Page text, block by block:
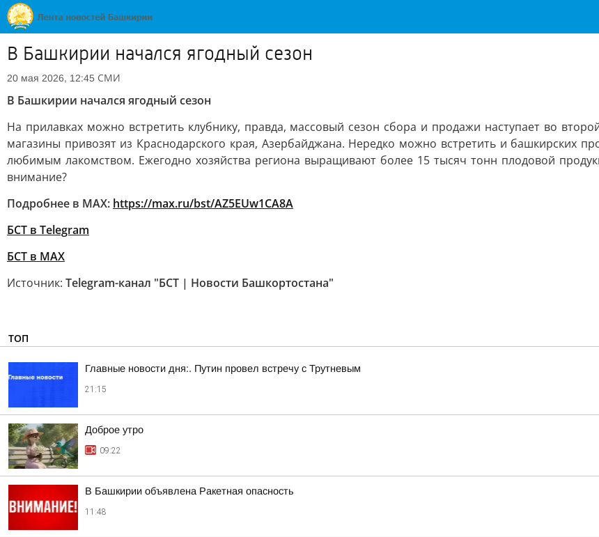
В Башкирии начался ягодный сезон
20 мая 2026, 12:45 СМИ
В Башкирии начался ягодный сезон
На прилавках можно встретить клубнику, правда, массовый сезон сбора и продажи наступает во
магазины привозят из Краснодарского края, Азербайджана. Нередко можно встретить и башкирских
любимым лакомством. Ежегодно хозяйства региона выращивают более 15 тысяч тонн плодовой
внимание?
Подробнее в MAX: https://max.ru/bst/AZ5EUw1CA8A
БСТ в Telegram
БСТ в МАХ
Источник: Telegram-канал "БСТ | Новости Башкортостана"
ТОП
Главные новости дня:. Путин провел встречу с Трутневым
21:15
Доброе утро
09:22
В Башкирии объявлена Ракетная опасность
11:48